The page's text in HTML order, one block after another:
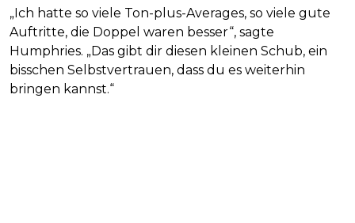
„Ich hatte so viele Ton-plus-Averages, so viele gute
Auftritte, die Doppel waren besser“, sagte
Humphries. „Das gibt dir diesen kleinen Schub, ein
bisschen Selbstvertrauen, dass du es weiterhin
bringen kannst.“